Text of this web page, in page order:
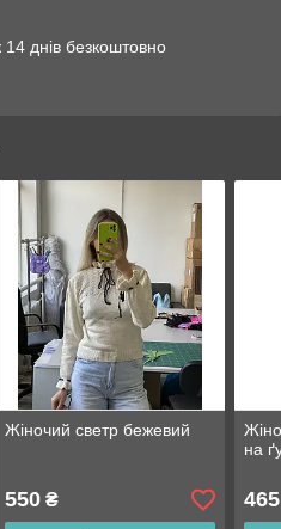
днів безкоштовно
Жіночий светр бежевий
550₴
на
465